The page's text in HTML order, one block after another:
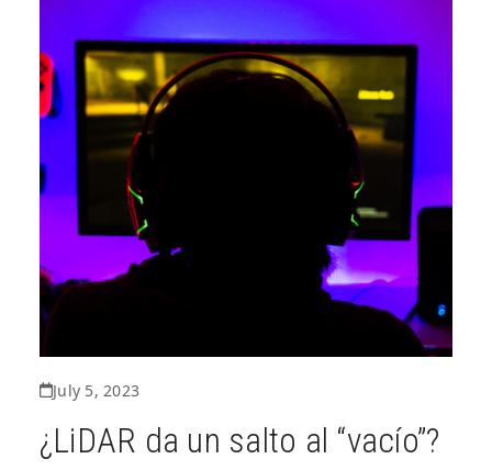
July 5, 2023
¿LiDAR da un salto al “vacío”?